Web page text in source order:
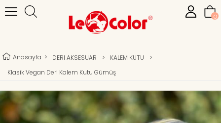
0
Anasayfa > DERI AKSESUAR > KALEM KUTU
>
Klasik Vegan Deri Kalem Kutu Gümüş